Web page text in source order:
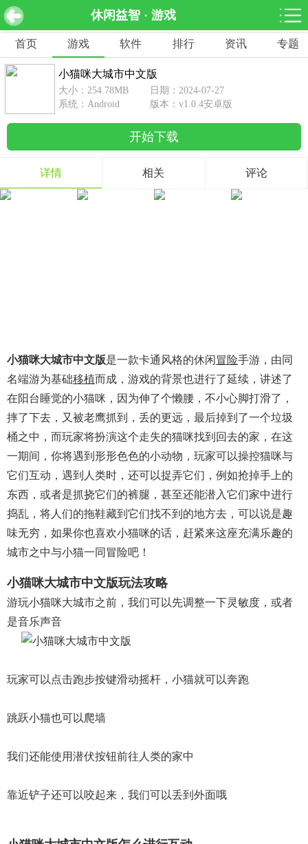
休闲益智 · 游戏
网游分类 软件分类
休闲益智
462款游戏
赛车竞速
122款游戏
1642款游戏
动作射击
351款游戏
69款游戏
经营养成
策略塔防
冒险解谜
首页 游戏 软件 排行 资讯 专题
小猫咪大城市中文版 v1.0.4安卓版 下载
小猫咪大城市中文版
大小：254.78MB
日期：2024-07-27
系统：Android
版本：v1.0.4安卓版
开始下载
详情 相关 评论
小猫咪大城市中文版是一款卡通风格的休闲 冒险手游，由同
名端游为基础移植而成，游戏的背景也进行了延续，讲述了
在阳台睡觉的小猫咪，因为伸了个懒腰，不小心脚打滑了，
摔了下去，又被老鹰抓到，丢的更远，最后掉到了一个垃圾
桶之中，而玩家将扮演这个走失的猫咪找到回去的家，在这
一期间，你将遇到形形色色的小动物，玩家可以操控猫咪与
它们互动，遇到人类时，还可以捉弄它们，例如抢掉手上的
东西，或者是抓挠它们的裤腿，甚至还能潜入它们家中进行
捣乱，将人们的拖鞋藏到它们找不到的地方去，可以说是趣
味无穷，如果你也喜欢小猫咪的话，赶紧来这座充满乐趣的
城市之中与小猫一同冒险吧！
小猫咪大城市中文版玩法攻略
游玩小猫咪大城市之前，我们可以先调整一下灵敏度，或者
是音乐声音
玩家可以点击跑步按键滑动摇杆，小猫就可以奔跑
跳跃小猫也可以爬墙
我们还能使用潜伏按钮前往人类的家中
靠近铲子还可以咬起来，我们可以丢到外面哦